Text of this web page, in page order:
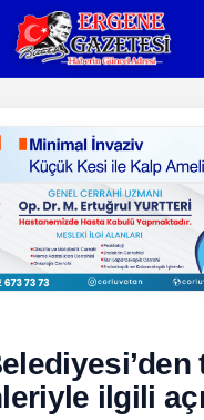
ilgili